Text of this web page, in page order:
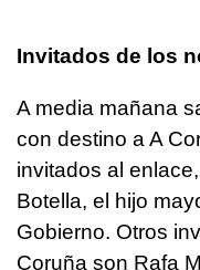
Invitados de los
A media mañana
con destino a A
invitados al
Botella, el hijo
Gobierno. Otros
Coruña son Rafa